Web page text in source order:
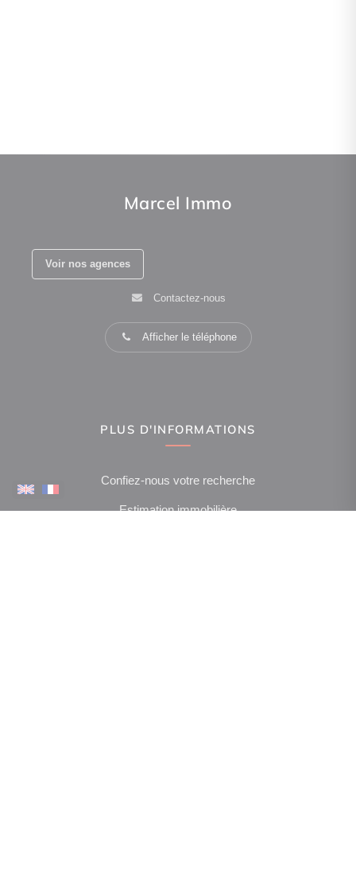
Marcel Immo
Voir nos agences
Contactez-nous
Afficher le téléphone
PLUS D'INFORMATIONS
Confiez-nous votre recherche
Estimation immobilière